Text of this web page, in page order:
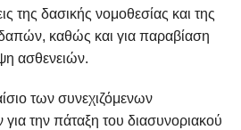
της δασικής νομοθεσίας και της
καθώς και για παραβίαση
ασθενειών.
των συνεχιζόμενων
την πάταξη του διασυνοριακού